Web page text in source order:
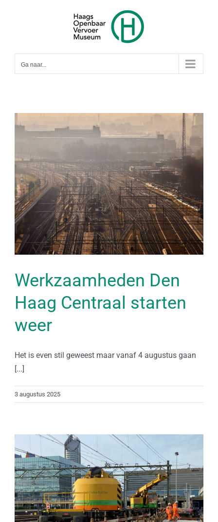
Ga naar...
Werkzaamheden Den
Haag Centraal starten
weer
Het is even stil geweest maar vanaf 4 augustus gaan
[...]
3 augustus 2025